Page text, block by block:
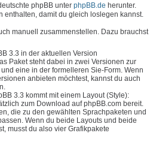
phpBB unter phpBB.de herunter.
damit du gleich loslegen kannst.
manuell zusammenstellen. Dazu brauchst
3.3 in der aktuellen Version
Paket steht dabei in zwei Versionen zur
eine in der formelleren Sie-Form. Wenn
anbieten möchtest, kannst du auch
3.3 kommt mit einem Layout (Style):
zum Download auf phpBB.com bereit.
die zu den gewählten Sprachpaketen und
Wenn du beide Layouts und beide
musst du also vier Grafikpakete